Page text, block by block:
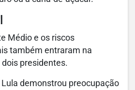
Médio e os riscos
também entraram na
presidentes.
demonstrou preocupação